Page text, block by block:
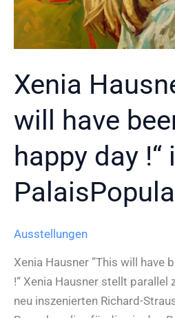
Xenia
will have
happy day !“
Ausstellungen
Xenia Hausner ”This will have
!“ Xenia Hausner stellt parallel
neu inszenierten Richard-